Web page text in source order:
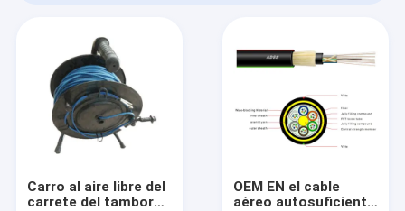
Carro al aire libre del
carrete del tambor
OEM EN el cable
aéreo autosuficiente